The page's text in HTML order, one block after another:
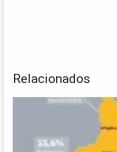
Relacionados